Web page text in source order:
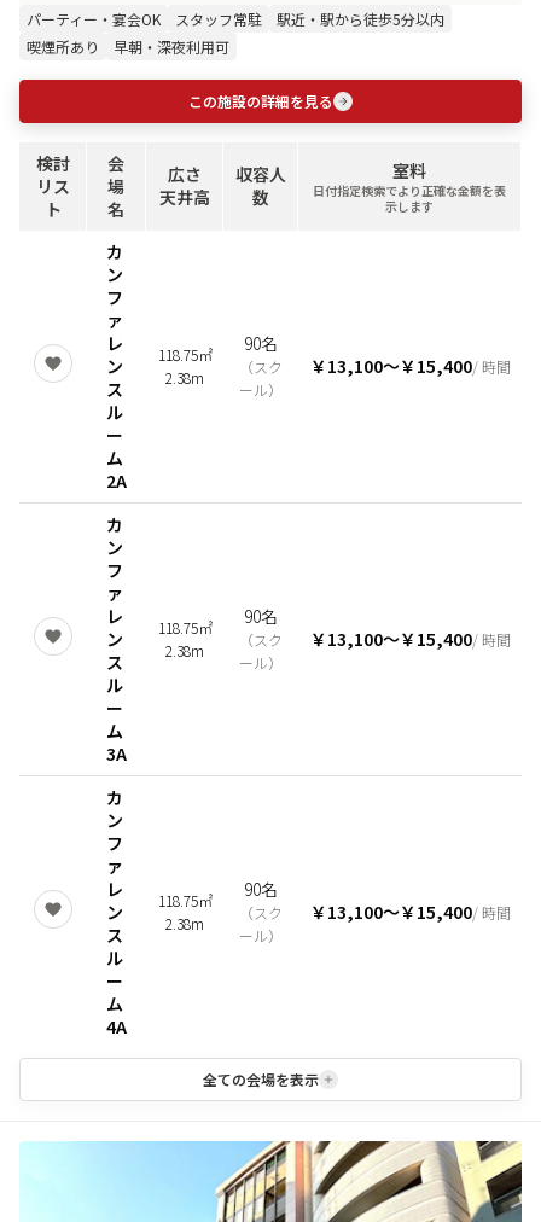
パーティー・宴会OK スタッフ常駐
駅近・駅から徒歩5分以内
喫煙所あり
早朝・深夜利用可
この施設の詳細を見る
検討
リス
ト
会
場
名
広さ
天井高
収容人
数
室料
日付指定検索でより正確な金額を表
示します
カ
ン
フ
ァ
レ
ン
ス
ル
ー
ム
2A
118.75㎡
2.38m
90名
（スク
ール）
￥13,100〜￥15,400/ 時間
カ
ン
フ
ァ
レ
ン
ス
ル
ー
ム
3A
118.75㎡
2.38m
90名
（スク
ール）
￥13,100〜￥15,400/ 時間
カ
ン
フ
ァ
レ
ン
ス
ル
ー
ム
4A
118.75㎡
2.38m
90名
（スク
ール）
￥13,100〜￥15,400/ 時間
全ての会場を表示